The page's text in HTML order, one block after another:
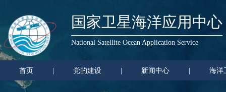
国家卫星海洋应用中心
National Satellite Ocean Application Service
首页 党的建设 新闻中心 海洋